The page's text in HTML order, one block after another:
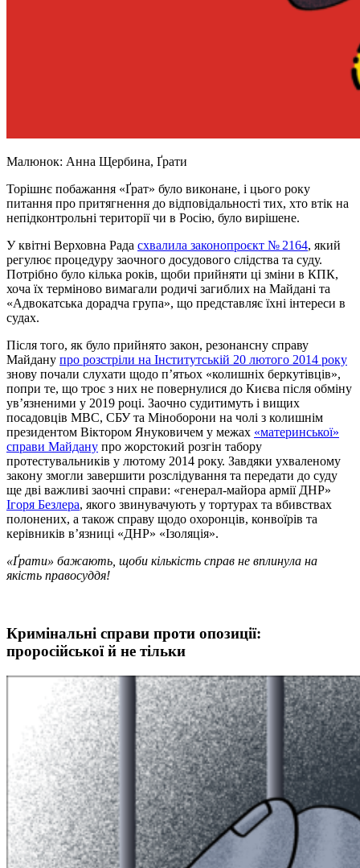
Малюнок: Анна Щербина, Ґрати
Торішнє побажання «Ґрат» було виконане, і цього року
питання про притягнення до відповідальності тих, хто втік на
непідконтрольні території чи в Росію, було вирішене.
У квітні Верховна Рада схвалила законопроєкт № 2164, який
регулює процедуру заочного досудового слідства та суду.
Потрібно було кілька років, щоби прийняти ці зміни в КПК,
хоча їх терміново вимагали родичі загиблих на Майдані та
«Адвокатська дорадча група», що представляє їхні інтереси в
судах.
Після того, як було прийнято закон, резонансну справу
Майдану про розстріли на Інститутській 20 лютого 2014 року
знову почали слухати щодо п’ятьох «колишніх беркутівців»,
попри те, що троє з них не повернулися до Києва після обміну
ув’язненими у 2019 році. Заочно судитимуть і вищих
посадовців МВС, СБУ та Міноборони на чолі з колишнім
президентом Віктором Януковичем у межах «материнської»
справи Майдану про жорстокий розгін табору
протестувальників у лютому 2014 року. Завдяки ухваленому
закону змогли завершити розслідування та передати до суду
ще дві важливі заочні справи: «генерал-майора армії ДНР»
Ігоря Безлера, якого звинувачують у тортурах та вбивствах
полонених, а також справу щодо охоронців, конвоїрів та
керівників в’язниці «ДНР» «Ізоляція».
«Ґрати» бажають, щоби кількість справ не вплинула на
якість правосуддя!
Кримінальні справи проти опозиції:
проросійської й не тільки